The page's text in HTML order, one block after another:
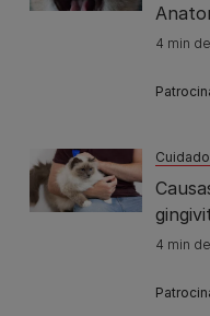
4 min
4 min